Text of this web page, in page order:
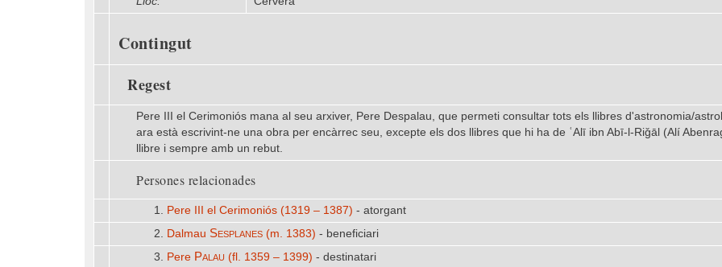
Contingut
Regest
Pere III el Cerimoniós mana al seu arxiver, Pere Despalau, que permeti consultar tots els llibres d'astronomia/
ara està escrivint-ne una obra per encàrrec seu, excepte els dos llibres que hi ha de ʿAlī ibn Abī-l-Riǧāl (Alí
llibre i sempre amb un rebut.
Persones relacionades
1. Pere III el Cerimoniós (1319 – 1387) - atorgant
2. Dalmau Sesplanes (m. 1383) - beneficiari
3. Pere Palau (fl. 1359 – 1399) - destinatari